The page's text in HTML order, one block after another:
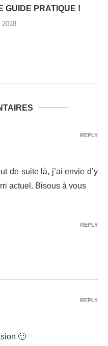
GUIDE PRATIQUE !
2018
de suite là, j’ai envie d’y
actuel. Bisous à vous
REPLY
REPLY
🙂
REPLY